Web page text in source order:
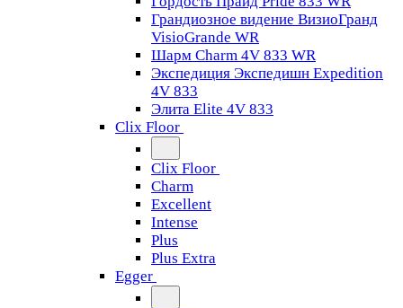
Грандиозное видение ВизиоГранд
VisioGrande WR
Шарм Charm 4V 833 WR
Экспедиция Экспедишн Expedition
4V 833
Элита Elite 4V 833
Clix Floor
Clix Floor
Charm
Excellent
Intense
Plus
Plus Extra
Egger